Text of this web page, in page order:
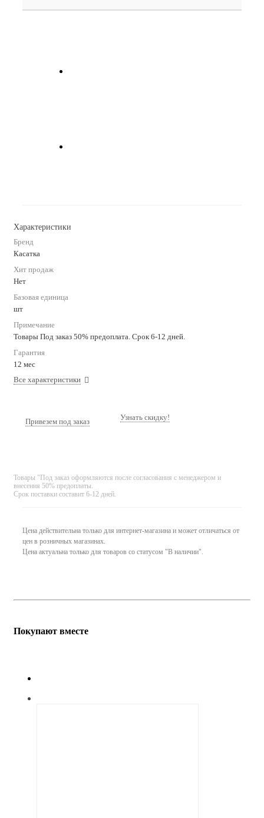
Характеристики
Бренд
Касатка
Хит продаж
Нет
Базовая единица
шт
Примечание
Товары Под заказ 50% предоплата. Срок 6-12 дней.
Гарантия
12 мес
Все характеристики
Привезем под заказ Узнать скидку!
Товары "Под заказ оформляются после согласования с менеджером и
внесения 50% предоплаты.
Срок поставки составит 6-12 дней.
Цена действительна только для интернет-магазина и может отличаться от
цен в розничных магазинах.
Цена актуальна только для товаров со статусом "В наличии".
Покупают вместе